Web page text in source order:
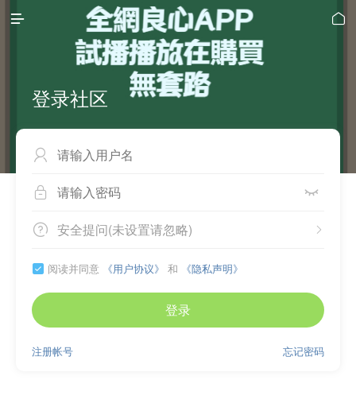
 
登录社区

 
 
安全提问(未设置请忽略)
 阅读并同意 《用户协议》 和 《隐私声明》
登录
忘记密码
注册帐号